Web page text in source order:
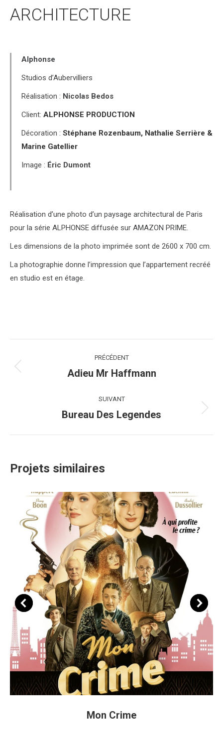
ARCHITECTURE
Alphonse
Studios d’Aubervilliers
Réalisation : Nicolas Bedos
Client: ALPHONSE PRODUCTION
Décoration : Stéphane Rozenbaum, Nathalie Serrière &
Marine Gatellier
Image : Éric Dumont
Réalisation d’une photo d’un paysage architectural de Paris
pour la série ALPHONSE diffusée sur AMAZON PRIME.
Les dimensions de la photo imprimée sont de 2600 x 700 cm.
La photographie donne l’impression que l’appartement recréé
en studio est en étage.
de
commentaire
PRÉCÉDENT
Onglet
Adieu Mr Haffmann
SUIVANT
Projets
Bureau Des Legendes
Projets similaires
Mon Crime